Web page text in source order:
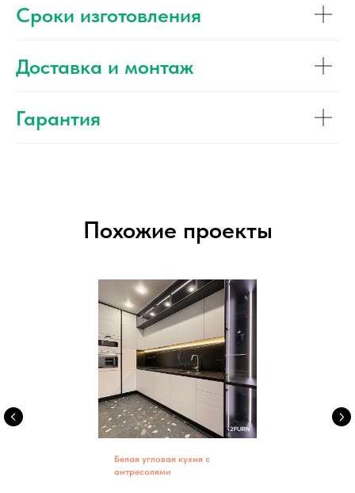
Сроки изготовления
Доставка и монтаж
Гарантия
Похожие проекты
Белая угловая кухня с
антресолями